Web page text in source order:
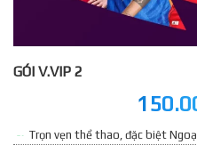
GÓI V.VIP 2
Trọn vẹn thể thao, đặc biệt